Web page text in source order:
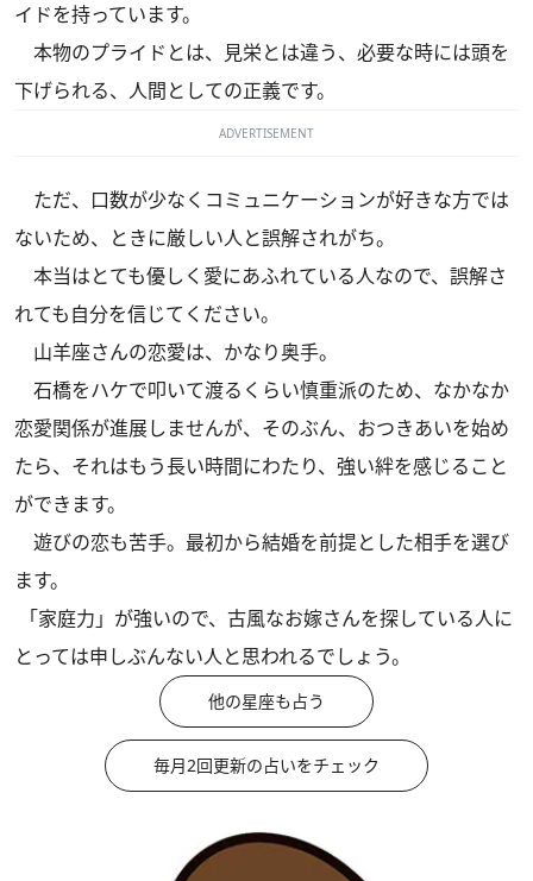
イドを持っています。
本物のプライドとは、見栄とは違う、必要な時には頭を
下げられる、人間としての正義です。
ADVERTISEMENT
ただ、口数が少なくコミュニケーションが好きな方では
ないため、ときに厳しい人と誤解されがち。
本当はとても優しく愛にあふれている人なので、誤解さ
れても自分を信じてください。
山羊座さんの恋愛は、かなり奥手。
石橋をハケで叩いて渡るくらい慎重派のため、なかなか
恋愛関係が進展しませんが、そのぶん、おつきあいを始め
たら、それはもう長い時間にわたり、強い絆を感じること
ができます。
遊びの恋も苦手。最初から結婚を前提とした相手を選び
ます。
「家庭力」が強いので、古風なお嫁さんを探している人に
とっては申しぶんない人と思われるでしょう。
他の星座も占う
毎月2回更新の占いをチェック